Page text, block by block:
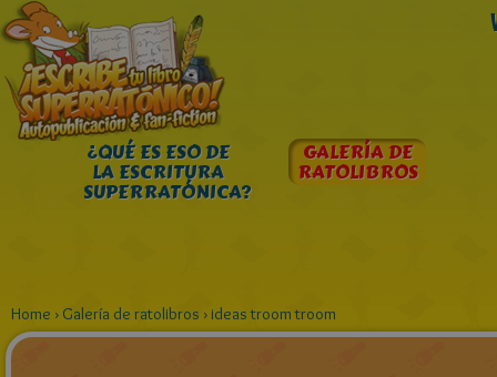
¿QUÉ ES ESO DE
LA ESCRITURA
SUPERRATÓNICA?
GALERÍA DE
RATOLIBROS
Home › Galería de ratolibros › ideas troom troom